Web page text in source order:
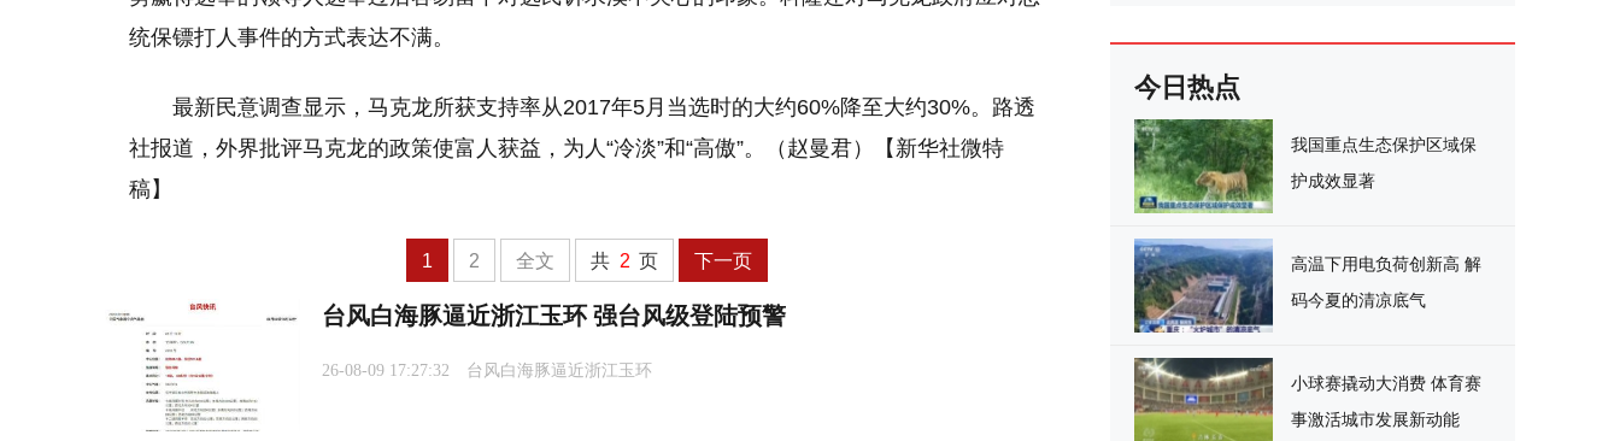
统保镖打人事件的方式表达不满。
最新民意调查显示，马克龙所获支持率从2017年5月当选时的大约60%降至大约30%。路透
社报道，外界批评马克龙的政策使富人获益，为人“冷淡”和“高傲”。（赵曼君）【新华社微特
稿】
1 2 全文 共 2 页 下一页
台风白海豚逼近浙江玉环 强台风级登陆预警
26-08-09 17:27:32 台风白海豚逼近浙江玉环
今日热点
我国重点生态保护区域保
护成效显著
高温下用电负荷创新高 解
码今夏的清凉底气
小球赛撬动大消费 体育赛
事激活城市发展新动能